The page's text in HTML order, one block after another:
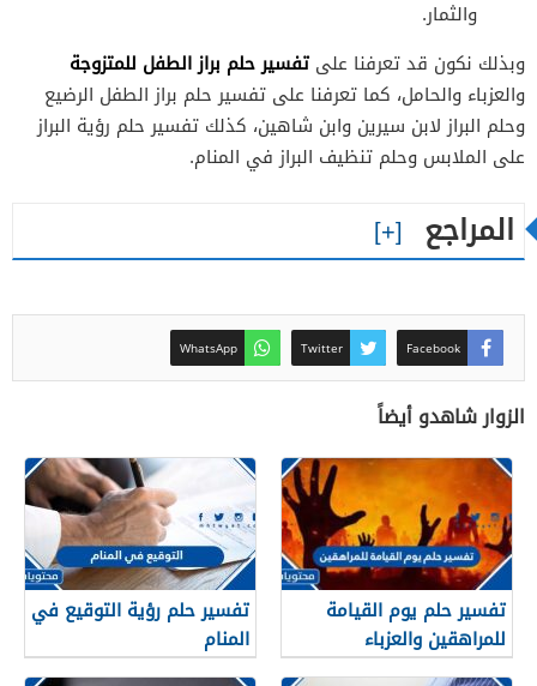
والثمار.
وبذلك نكون قد تعرفنا علىتفسير حلم براز الطفل للمتزوجة
والعزباء والحامل، كما تعرفنا على تفسير حلم براز الطفل الرضيع
وحلم البراز لابن سيرين وابن شاهين، كذلك تفسير حلم رؤية البراز
على الملابس وحلم تنظيف البراز في المنام.
المراجع
Facebook
Twitter
WhatsApp
الزوار شاهدو أيضاً
تفسير حلم يوم القيامة
للمراهقين والعزباء
والمتزوجة
تفسير حلم رؤية التوقيع في
المنام